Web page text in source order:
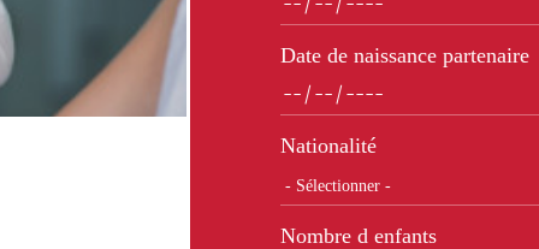
Date de naissance partenaire
Nationalité
Nombre d enfants